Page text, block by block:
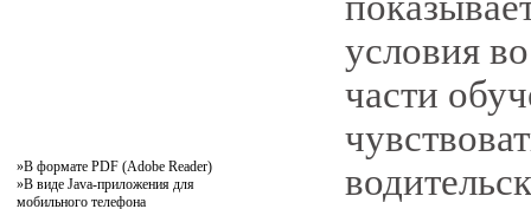
»В формате PDF (Adobe Reader)
»В виде Java-приложения для
мобильного телефона
условия
части